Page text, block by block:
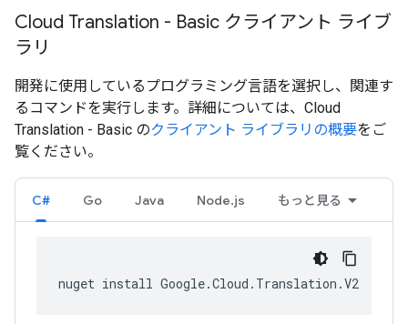
Cloud Translation - Basic クライアント ライブ
ラリ
開発に使用しているプログラミング言語を選択し、関連す
るコマンドを実行します。詳細については、Cloud
Translation - Basic のクライアント ライブラリの概要をご
覧ください。
C# Go Java Node.js もっと見る
nuget install Google.Cloud.Translation.V2